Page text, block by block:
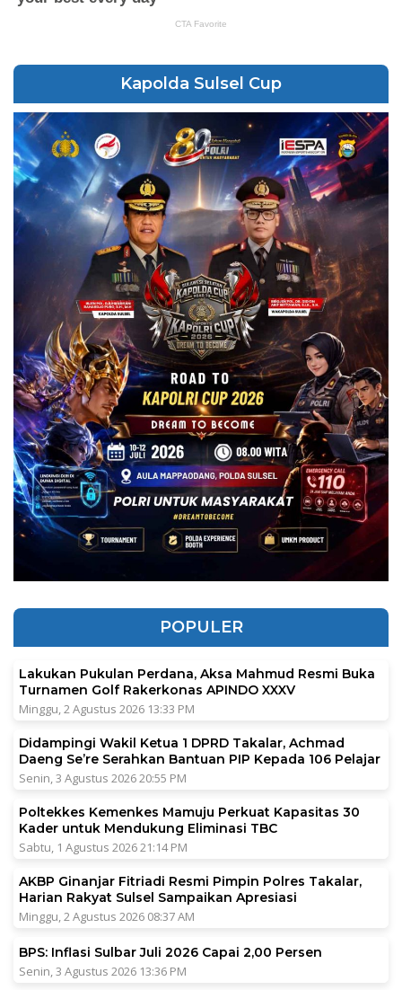
Kapolda Sulsel Cup
POPULER
Lakukan Pukulan Perdana, Aksa Mahmud Resmi Buka
Turnamen Golf Rakerkonas APINDO XXXV
Minggu, 2 Agustus 2026 13:33 PM
Didampingi Wakil Ketua 1 DPRD Takalar, Achmad
Daeng Se’re Serahkan Bantuan PIP Kepada 106 Pelajar
Senin, 3 Agustus 2026 20:55 PM
Poltekkes Kemenkes Mamuju Perkuat Kapasitas 30
Kader untuk Mendukung Eliminasi TBC
Sabtu, 1 Agustus 2026 21:14 PM
AKBP Ginanjar Fitriadi Resmi Pimpin Polres Takalar,
Harian Rakyat Sulsel Sampaikan Apresiasi
Minggu, 2 Agustus 2026 08:37 AM
BPS: Inflasi Sulbar Juli 2026 Capai 2,00 Persen
Senin, 3 Agustus 2026 13:36 PM